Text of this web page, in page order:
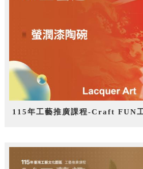
115年工藝推廣課程-Craft FUN